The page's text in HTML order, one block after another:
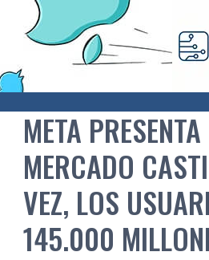
META
MERCADO
VEZ, LOS
145.000